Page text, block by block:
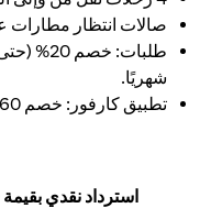
صالات انتظار مطارات عالمية -
شهريًا.
تطبيق كارفور: خصم 60 درهمًا إماراتيًا مرة واحدة شهريًا.
استرداد نقدي بقيمة 1000 درهم كمكافأة الانضمام